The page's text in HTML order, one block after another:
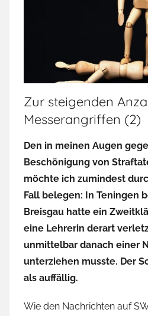
Zur steigenden
Messerangriffen (2)
Den in meinen Augen
Beschönigung von
möchte ich zumindest
Fall belegen: In Teningen
Breisgau hatte ein
eine Lehrerin derart
unmittelbar danach einer
unterziehen musste. Der
als auffällig.
Wie den Nachrichten auf